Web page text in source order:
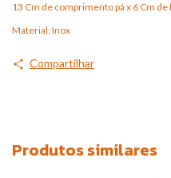
13 Cm de comprimento pá x 6 Cm
Material: Inox
Compartilhar
Produtos similares